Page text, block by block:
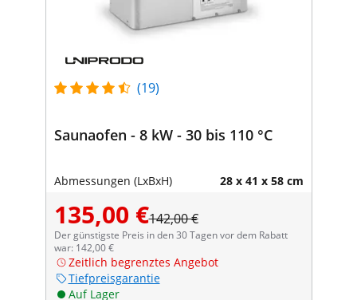
(19)
Saunaofen - 8 kW - 30 bis 110 °C
Abmessungen (LxBxH) 28 x 41 x 58 cm
135,00 €142,00 €
Der günstigste Preis in den 30 Tagen vor dem Rabatt
war: 142,00 €
Zeitlich begrenztes Angebot
Tiefpreisgarantie
Auf Lager